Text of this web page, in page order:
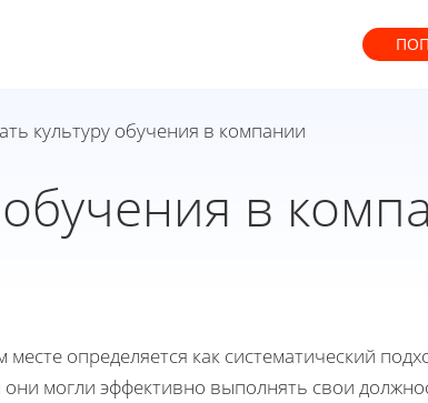
культуру обучения в компании
обучения в
определяется как систематический
могли эффективно выполнять свои